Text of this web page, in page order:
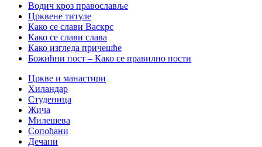
Водич кроз православље
Црквене титуле
Како се слави Васкрс
Како се слави слава
Како изгледа причешће
Божићни пост – Како се правилно пости
Цркве и манастири
Хиландар
Студеница
Жича
Милешева
Сопоћани
Дечани